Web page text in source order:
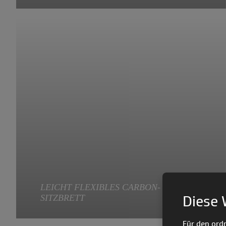
LEICHT FLEXIBLES CARBON-
SITZBRETT
Diese
Für den